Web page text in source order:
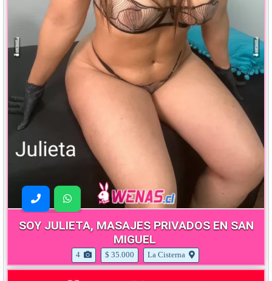
SOY JULIETA, MASAJES PRIVADOS EN SAN
MIGUEL
4 $ 35.000 La Cisterna